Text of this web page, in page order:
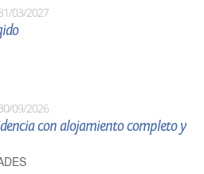
03/2027
09/2026
con alojamiento completo y